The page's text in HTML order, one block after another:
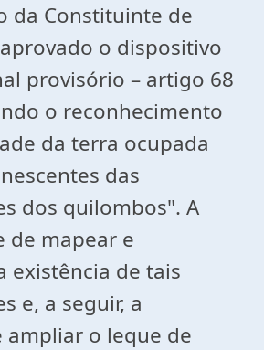
da Constituinte de
o dispositivo
provisório – artigo 68
o reconhecimento
da terra ocupada
das
dos quilombos". A
de mapear e
existência de tais
e, a seguir, a
ampliar o leque de